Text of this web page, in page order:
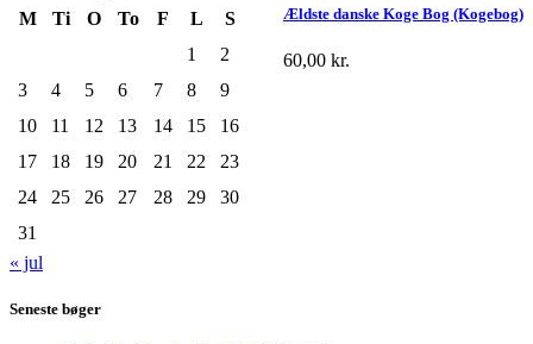
Ældste danske Koge Bog (Kogebog)
60,00 kr.
M
Ti O To F L
S
1
2
3
4 5 6 7 8
9
10
11 12 13 14 15
16
17
18 19 20 21 22
23
24
25 26 27 28 29
30
31
« jul
Seneste bøger